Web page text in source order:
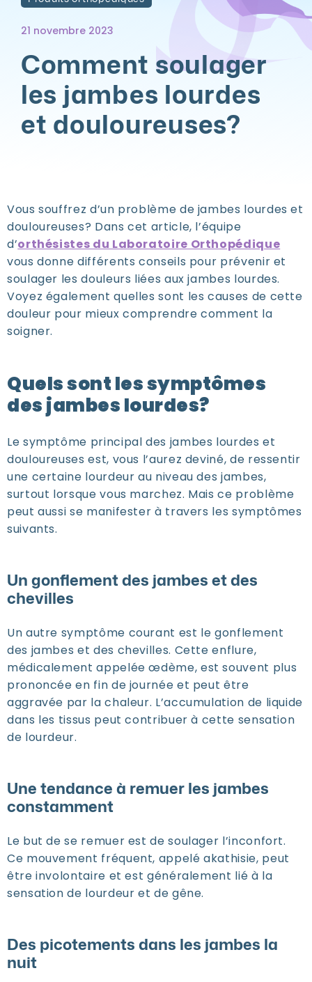
21 novembre 2023
Comment soulager
les jambes lourdes
et douloureuses?
Vous souffrez d’un problème de jambes lourdes et
douloureuses? Dans cet article, l’équipe
d’orthésistes du Laboratoire Orthopédique
vous donne différents conseils pour prévenir et
soulager les douleurs liées aux jambes lourdes.
Voyez également quelles sont les causes de cette
douleur pour mieux comprendre comment la
soigner.
Quels sont les symptômes
des jambes lourdes?
Le symptôme principal des jambes lourdes et
douloureuses est, vous l’aurez deviné, de ressentir
une certaine lourdeur au niveau des jambes,
surtout lorsque vous marchez. Mais ce problème
peut aussi se manifester à travers les symptômes
suivants.
Un gonflement des jambes et des
chevilles
Un autre symptôme courant est le gonflement
des jambes et des chevilles. Cette enflure,
médicalement appelée œdème, est souvent plus
prononcée en fin de journée et peut être
aggravée par la chaleur. L’accumulation de liquide
dans les tissus peut contribuer à cette sensation
de lourdeur.
Une tendance à remuer les jambes
constamment
Le but de se remuer est de soulager l’inconfort.
Ce mouvement fréquent, appelé akathisie, peut
être involontaire et est généralement lié à la
sensation de lourdeur et de gêne.
Des picotements dans les jambes la
nuit